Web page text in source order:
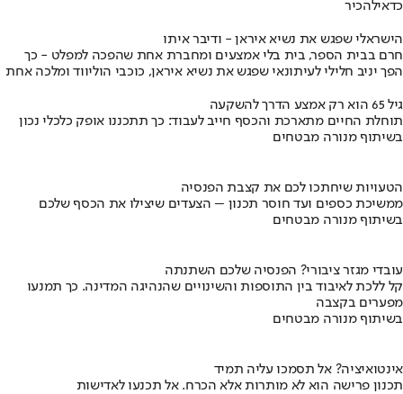
כדאילהכיר
הישראלי שפגש את נשיא איראן - ודיבר איתו
חרם בבית הספר, בית בלי אמצעים ומחברת אחת שהפכה למפלט - כך
הפך יניב חלילי לעיתונאי שפגש את נשיא איראן, כוכבי הוליווד ומלכה אחת
גיל 65 הוא רק אמצע הדרך להשקעה
תוחלת החיים מתארכת והכסף חייב לעבוד: כך תתכננו אופק כלכלי נכון
בשיתוף מנורה מבטחים
הטעויות שיחתכו לכם את קצבת הפנסיה
ממשיכת כספים ועד חוסר תכנון – הצעדים שיצילו את הכסף שלכם
בשיתוף מנורה מבטחים
עובדי מגזר ציבורי? הפנסיה שלכם השתנתה
קל ללכת לאיבוד בין התוספות והשינויים שהנהיגה המדינה. כך תמנעו
מפערים בקצבה
בשיתוף מנורה מבטחים
אינטואיציה? אל תסמכו עליה תמיד
תכנון פרישה הוא לא מותרות אלא הכרח. אל תכנעו לאדישות